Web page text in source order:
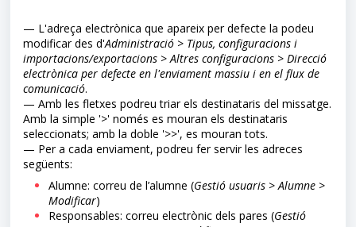
— L'adreça electrònica que apareix per defecte la podeu
modificar des d'Administració > Tipus, configuracions i
importacions/exportacions > Altres configuracions > Direcció
electrònica per defecte en l'enviament massiu i en el flux de
comunicació.
— Amb les fletxes podreu triar els destinataris del missatge.
Amb la simple '>' només es mouran els destinataris
seleccionats; amb la doble '>>', es mouran tots.
— Per a cada enviament, podreu fer servir les adreces
següents:
Alumne: correu de l’alumne (Gestió usuaris > Alumne >
Modificar)
Responsables: correu electrònic dels pares (Gestió